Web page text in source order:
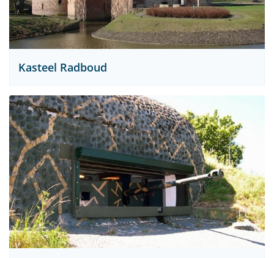
Kasteel Radboud